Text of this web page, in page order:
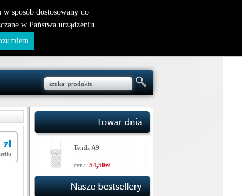
nowy klient
Tenda A9
cena: 54,50zł
sposób dostosowany do
w Państwa urządzeniu